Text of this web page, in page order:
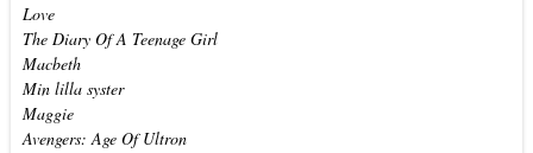
Love
The Diary Of A Teenage Girl
Macbeth
Min lilla syster
Maggie
Avengers: Age Of Ultron